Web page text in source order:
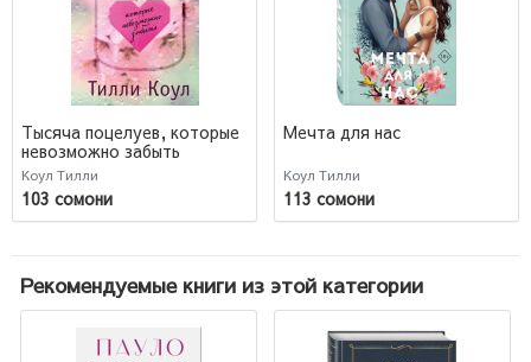
Тысяча поцелуев, которые
невозможно забыть
Коул Тилли
103 сомони
Мечта для нас
Коул Тилли
113 сомони
Рекомендуемые книги из этой категории